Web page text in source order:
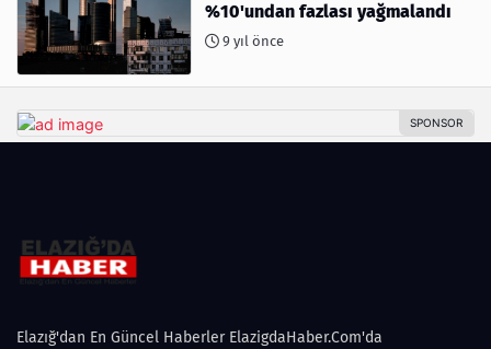
%10'undan fazlası yağmalandı
9 yıl önce
Elazığ'dan En Güncel Haberler ElazigdaHaber.Com'da